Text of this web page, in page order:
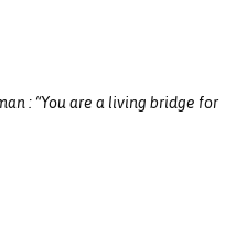
: “You are a living bridge for